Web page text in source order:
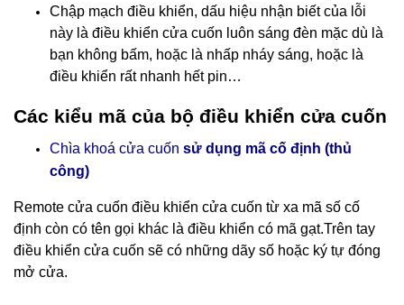
Chập mạch điều khiển, dấu hiệu nhận biết của lỗi
này là điều khiển cửa cuốn luôn sáng đèn mặc dù là
bạn không bấm, hoặc là nhấp nháy sáng, hoặc là
điều khiển rất nhanh hết pin…
Các kiểu mã của bộ điều khiển cửa cuốn
Chìa khoá cửa cuốn sử dụng mã cố định (thủ
công)
Remote cửa cuốn điều khiển cửa cuốn từ xa mã số cố
định còn có tên gọi khác là điều khiển có mã gạt.Trên tay
điều khiển cửa cuốn sẽ có những dãy số hoặc ký tự đóng
mở cửa.